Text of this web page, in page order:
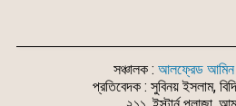
সঞ্চালক : আলফ্রেড আমিন
প্রতিবেদক : সুবিনয় ইসলাম,